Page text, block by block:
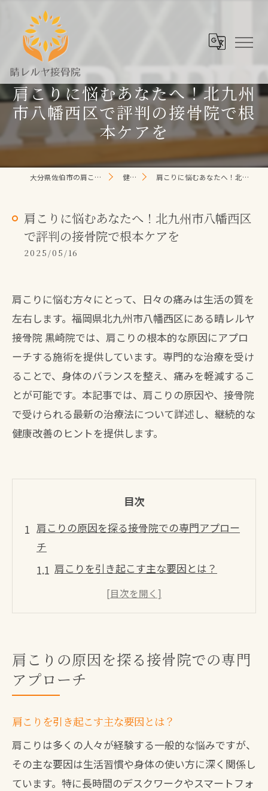
肩こりに悩むあなたへ！北九州
市八幡西区で評判の接骨院で根
本ケアを
大分県佐伯市の肩こり/頭痛/腰痛 なら晴レルヤ整体院 健康コラム 肩こりに悩むあなたへ！北九州市八幡西区で評判の接骨院で根本ケアを
肩こりに悩むあなたへ！北九州市八幡西区
で評判の接骨院で根本ケアを
2025/05/16
肩こりに悩む方々にとって、日々の痛みは生活の質を
左右します。福岡県北九州市八幡西区にある晴レルヤ
接骨院 黒崎院では、肩こりの根本的な原因にアプロ
ーチする施術を提供しています。専門的な治療を受け
ることで、身体のバランスを整え、痛みを軽減するこ
とが可能です。本記事では、肩こりの原因や、接骨院
で受けられる最新の治療法について詳述し、継続的な
健康改善のヒントを提供します。
目次
肩こりの原因を探る接骨院での専門アプロー
チ
肩こりを引き起こす主な要因とは？
生活習慣が肩こりに与える影響
接骨院で行われる肩こり原因の詳しい検
筋肉の使い方と肩こりの関連性
姿勢改善がもたらす肩こり解消への道
肩こり予防に重要な日常の工夫
北九州市八幡西区で評判の接骨院が提供する
特化した治療プランの特徴
オーダーメイドの施術で得られる効果
肩こりの原因を探る接骨院での専門
アプローチ
肩こりを引き起こす主な要因とは？
肩こりは多くの人々が経験する一般的な悩みですが、
その主な要因は生活習慣や身体の使い方に深く関係し
ています。特に長時間のデスクワークやスマートフォ